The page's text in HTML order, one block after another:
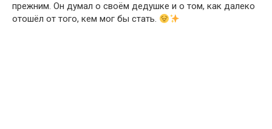
прежним. Он думал о своём дедушке и о том, как далеко
отошёл от того, кем мог бы стать.